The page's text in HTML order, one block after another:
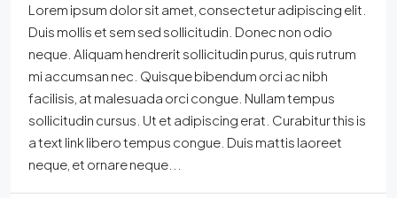
Lorem ipsum dolor sit amet, consectetur adipiscing elit.
Duis mollis et sem sed sollicitudin. Donec non odio
neque. Aliquam hendrerit sollicitudin purus, quis rutrum
mi accumsan nec. Quisque bibendum orci ac nibh
facilisis, at malesuada orci congue. Nullam tempus
sollicitudin cursus. Ut et adipiscing erat. Curabitur this is
a text link libero tempus congue. Duis mattis laoreet
neque, et ornare neque...